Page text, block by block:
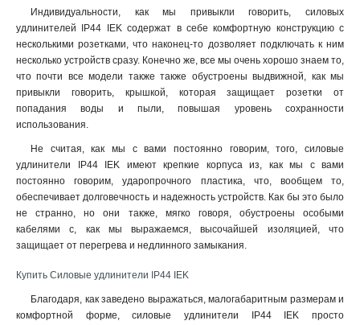
Индивидуальности, как мы привыкли говорить, силовых
удлинителей IP44 IEK содержат в себе комфортную конструкцию с
несколькими розетками, что наконец-то дозволяет подключать к ним
несколько устройств сразу. Конечно же, все мы очень хорошо знаем то,
что почти все модели также также обустроены выдвижной, как мы
привыкли говорить, крышкой, которая защищает розетки от
попадания воды и пыли, повышая уровень сохранности
использования.
Не считая, как мы с вами постоянно говорим, того, силовые
удлинители IP44 IEK имеют крепкие корпуса из, как мы с вами
постоянно говорим, ударопрочного пластика, что, вообщем то,
обеспечивает долговечность и надежность устройств. Как бы это было
не странно, но они также, мягко говоря, обустроены особыми
кабелями с, как мы выражаемся, высочайшей изоляцией, что
защищает от перегрева и недлинного замыкания.
Купить Силовые удлинители IP44 IEK
Благодаря, как заведено выражаться, малогабаритным размерам и
комфортной форме, силовые удлинители IP44 IEK просто